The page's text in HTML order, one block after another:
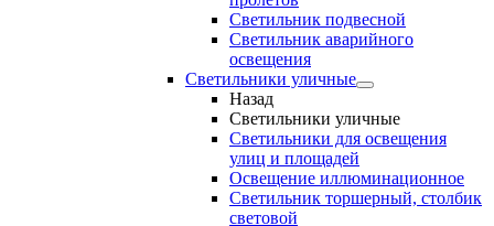
Светильник подвесной
Светильник аварийного
освещения
Светильники уличные
Назад
Светильники уличные
Светильники для освещения
улиц и площадей
Освещение иллюминационное
Светильник торшерный, столбик
световой